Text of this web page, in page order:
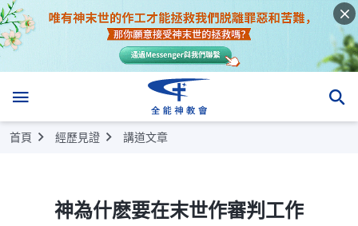
首頁 經歷見證 講道文章
神為什麽要在末世作審判工作